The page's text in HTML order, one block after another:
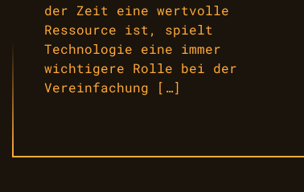
der Zeit eine wertvolle
Ressource ist, spielt
Technologie eine immer
wichtigere Rolle bei der
Vereinfachung […]